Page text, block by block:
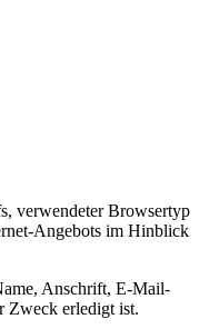
verwendeter Browsertyp
Angebots im Hinblick
Anschrift, E-Mail-
Zweck erledigt ist.